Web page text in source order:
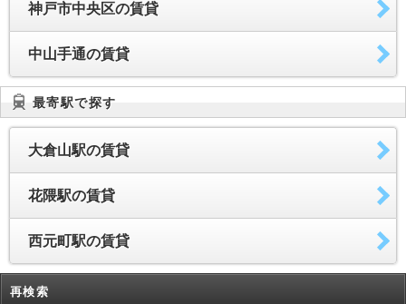
神戸市中央区の賃貸
中山手通の賃貸
最寄駅で探す
大倉山駅の賃貸
花隈駅の賃貸
西元町駅の賃貸
再検索